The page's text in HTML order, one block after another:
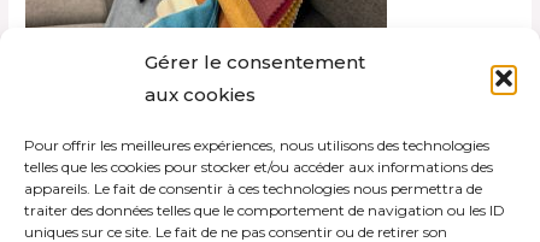
Gérer le consentement
aux cookies
Pour offrir les meilleures expériences, nous utilisons des technologies
telles que les cookies pour stocker et/ou accéder aux informations des
appareils. Le fait de consentir à ces technologies nous permettra de
traiter des données telles que le comportement de navigation ou les ID
uniques sur ce site. Le fait de ne pas consentir ou de retirer son
Copyright © 2026 Interdistribution
Mentions légales et politique de confidentialité